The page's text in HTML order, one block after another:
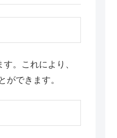
す。これにより、
ができます。